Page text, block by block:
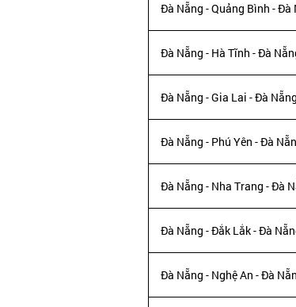
Đà Nẵng - Quảng Bình - Đà
Đà Nẵng - Hà Tĩnh - Đà
Đà Nẵng - Gia Lai - Đà Nẵng
Đà Nẵng - Phú Yên - Đà
Đà Nẵng - Nha Trang - Đà
Đà Nẵng - Đắk Lắk - Đà
Đà Nẵng - Nghệ An - Đà